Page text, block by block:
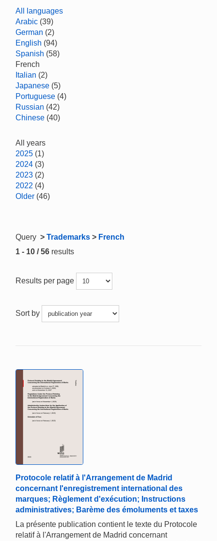
All languages
Arabic (39)
German (2)
English (94)
Spanish (58)
French
Italian (2)
Japanese (5)
Portuguese (4)
Russian (42)
Chinese (40)
All years
2025 (1)
2024 (3)
2023 (2)
2022 (4)
Older (46)
Query > Trademarks > French
1 - 10 / 56 results
Results per page
Sort by
Protocole relatif à l'Arrangement de Madrid
concernant l'enregistrement international des
marques; Règlement d'exécution; Instructions
administratives; Barème des émoluments et taxes
La présente publication contient le texte du Protocole
relatif à l'Arrangement de Madrid concernant